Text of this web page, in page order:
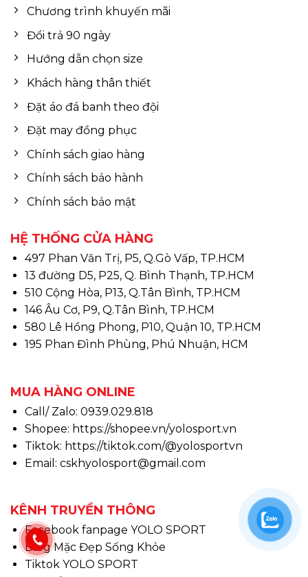
Chương trình khuyến mãi
Đổi trả 90 ngày
Hướng dẫn chọn size
Khách hàng thân thiết
Đặt áo đá banh theo đội
Đặt may đồng phục
Chính sách giao hàng
Chính sách bảo hành
Chính sách bảo mật
HỆ THỐNG CỬA HÀNG
497 Phan Văn Trị, P5, Q.Gò Vấp, TP.HCM
13 đường D5, P25, Q. Bình Thạnh, TP.HCM
510 Cộng Hòa, P13, Q.Tân Bình, TP.HCM
146 Âu Cơ, P9, Q.Tân Bình, TP.HCM
580 Lê Hồng Phong, P10, Quận 10, TP.HCM
195 Phan Đình Phùng, Phú Nhuận, HCM
MUA HÀNG ONLINE
Call/ Zalo: 0939.029.818
Shopee: https://shopee.vn/yolosport.vn
Tiktok: https://tiktok.com/@yolosportvn
Email: cskhyolosport@gmail.com
KÊNH TRUYỀN THÔNG
Facebook fanpage YOLO SPORT
Blog Mặc Đẹp Sống Khỏe
Tiktok YOLO SPORT